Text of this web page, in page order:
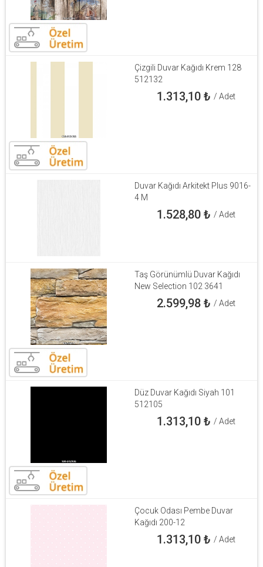
Çizgili Duvar Kağıdı Krem 128
512132
1.313,10₺ / Adet
Duvar Kağıdı Arkitekt Plus 9016-
4 M
1.528,80₺ / Adet
Taş Görünümlü Duvar Kağıdı
New Selection 102 3641
2.599,98₺ / Adet
Düz Duvar Kağıdı Siyah 101
512105
1.313,10₺ / Adet
Çocuk Odası Pembe Duvar
Kağıdı 200-12
1.313,10₺ / Adet